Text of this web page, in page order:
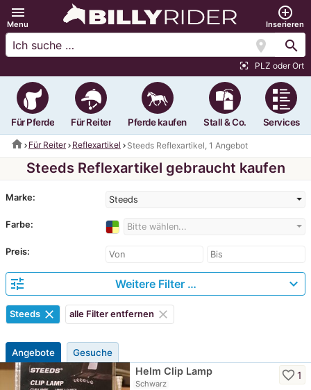
menu
Menu
add_circle_outline
Inserieren
location_on search
center_focus_strong PLZ oder Ort
Für Pferde Für Reiter Pferde kaufen Stall & Co. Services
home Für Reiter Reflexartikel Steeds Reflexartikel, 1 Angebot
Steeds Reflexartikel gebraucht kaufen
Marke: Steeds
Farbe: Bitte wählen...
Preis:
tune Weitere Filter … expand_more
Steeds clear alle Filter entfernen clear
Angebote Gesuche
Helm Clip Lamp
Schwarz
favorite_border1